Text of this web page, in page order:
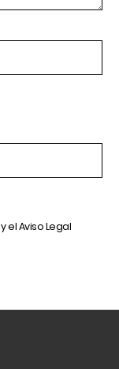
y elAviso Legal